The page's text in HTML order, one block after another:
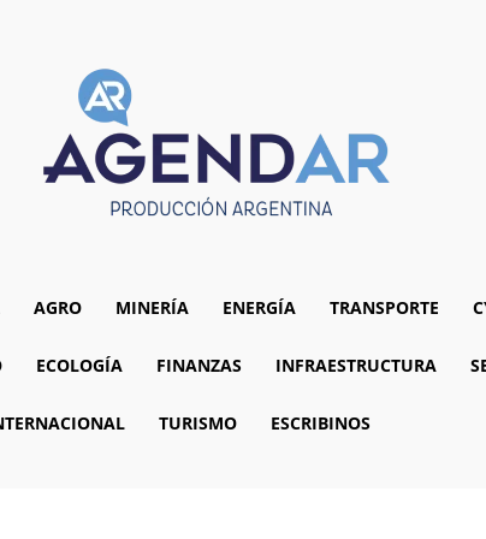
AGRO MINERÍA ENERGÍA TRANSPORTE
ECOLOGÍA FINANZAS INFRAESTRUCTURA
TURISMO ESCRIBINOS